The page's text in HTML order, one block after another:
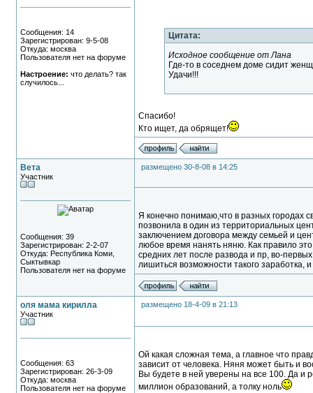
Сообщения: 14
Зарегистрирован: 9-5-08
Откуда: москва
Пользователя нет на форуме
Настроение: что делать? так
случилось...
Цитата:
Исходное сообщение от Лана
Где-то в соседнем доме сидит
Удачи!!!
Спасибо!
Кто ищет, да обрящет!
Вета
Участник
Сообщения: 39
Зарегистрирован: 2-2-07
Откуда: Республика Коми,
Сыктывкар
Пользователя нет на форуме
размещено 30-8-08 в 14:25
Я конечно понимаю,что в разных городах
позвонила в один из территориальных
заключением договора между семьей и
любое время нанять няню. Как правило
средних лет после развода и пр, во-
лишиться возможности такого заработка,
оля мама кирилла
Участник
Сообщения: 63
Зарегистрирован: 26-3-09
Откуда: москва
Пользователя нет на форуме
размещено 18-4-09 в 21:13
Ой какая сложная тема, а главное что
зависит от человека. Няня может быть и
Вы будете в ней уверены на все 100. Да и
миллион образований, а толку ноль